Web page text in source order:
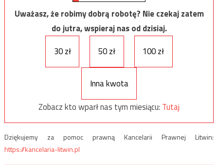
Uważasz, że robimy dobrą robotę? Nie czekaj zatem
do jutra, wspieraj nas od dzisiaj.
30 zł
50 zł 100 zł
Inna kwota
Zobacz kto wparł nas tym miesiącu: Tutaj
Dziękujemy za pomoc prawną Kancelarii Prawnej Litwin:
https://kancelaria-litwin.pl